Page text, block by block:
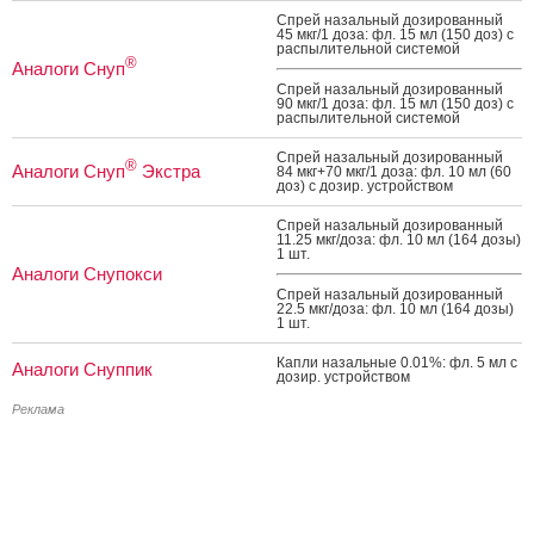
Аналоги Снуп®
Спрей на­заль­ный до­зиро­ван­ный
45 мкг/1 до­за: фл. 15 мл (150 доз) с
рас­пы­литель­ной сис­те­мой
Спрей на­заль­ный до­зиро­ван­ный
90 мкг/1 до­за: фл. 15 мл (150 доз) с
рас­пы­литель­ной сис­те­мой
Аналоги Снуп® Экстра
Спрей на­заль­ный до­зиро­ван­ный
84 мкг+70 мкг/1 до­за: фл. 10 мл (60
доз) с до­зир. ус­трой­ством
Аналоги Снупокси
Спрей на­заль­ный до­зиро­ван­ный
11.25 мкг/до­за: фл. 10 мл (164 до­зы)
1 шт.
Спрей на­заль­ный до­зиро­ван­ный
22.5 мкг/до­за: фл. 10 мл (164 до­зы)
1 шт.
Аналоги Снуппик
Кап­ли на­заль­ные 0.01%: фл. 5 мл с
до­зир. ус­трой­ством
Реклама